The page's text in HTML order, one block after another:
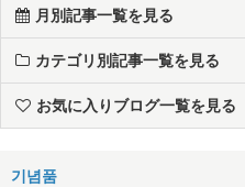
月別記事一覧を見る
カテゴリ別記事一覧を見る
お気に入りブログ一覧を見る
기념품